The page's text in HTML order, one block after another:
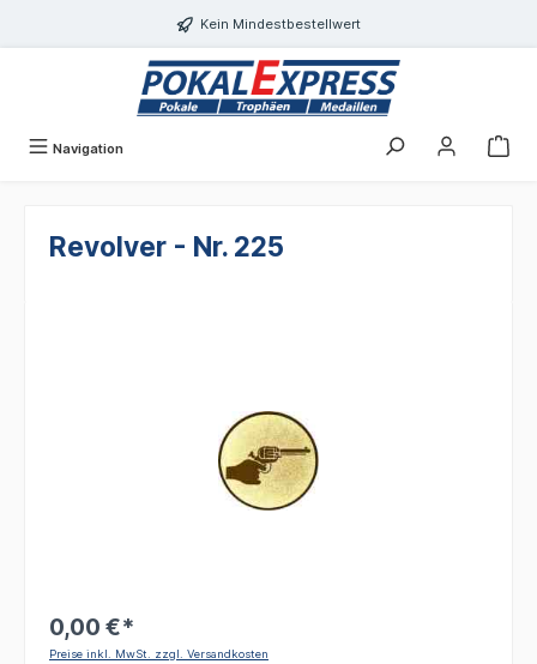
Kein Mindestbestellwert
Navigation
Revolver - Nr. 225
0,00 €*
Preise inkl. MwSt. zzgl. Versandkosten